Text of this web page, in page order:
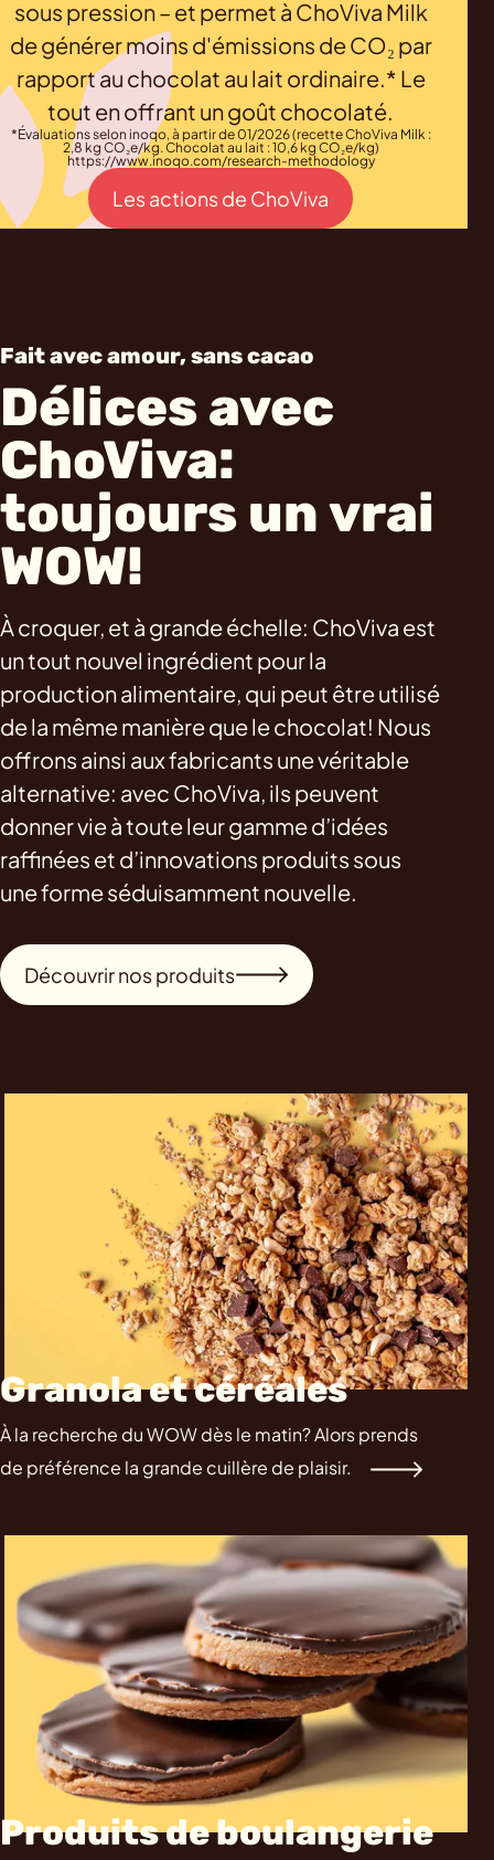
sous pression – et permet à ChoViva Milk
de générer moins d'émissions de CO₂ par
rapport au chocolat au lait ordinaire.* Le
tout en offrant un goût chocolaté.
*Évaluations selon inoqo, à partir de 01/2026 (recette ChoViva Milk :
2,8 kg CO₂e/kg. Chocolat au lait : 10,6 kg CO₂e/kg)
https://www.inoqo.com/research-methodology
Les actions de ChoViva
Fait avec amour, sans cacao
Délices avec
ChoViva:
toujours un vrai
WOW!
À croquer, et à grande échelle: ChoViva est
un tout nouvel ingrédient pour la
production alimentaire, qui peut être utilisé
de la même manière que le chocolat! Nous
offrons ainsi aux fabricants une véritable
alternative: avec ChoViva, ils peuvent
donner vie à toute leur gamme d’idées
raffinées et d’innovations produits sous
une forme séduisamment nouvelle.
Découvrir nos produits
Granola et céréales
À la recherche du WOW dès le matin? Alors prends
de préférence la grande cuillère de plaisir.
Produits de boulangerie